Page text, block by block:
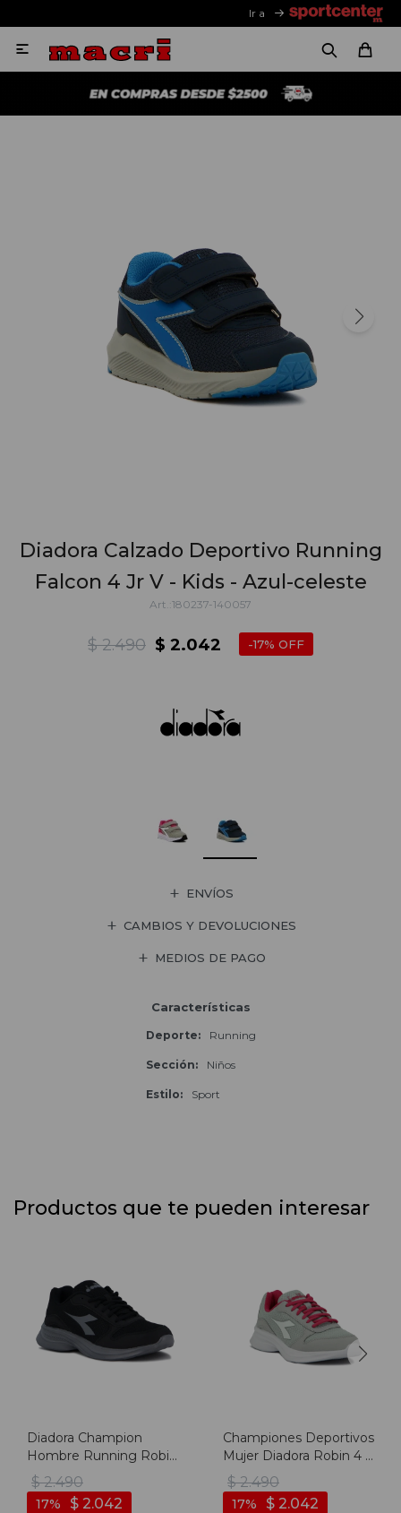
Ir a

Diadora Calzado Deportivo Running
Falcon 4 Jr V - Kids - Azul-celeste
180237-140057
$ 2.042
$ 2.490 17
ENVÍOS
CAMBIOS Y DEVOLUCIONES
MEDIOS DE PAGO
Características
Deporte Running
Sección Niños
Estilo Sport
Productos que te pueden interesar
Diadora Champion
Hombre Running Robin
4 - Negro-gris Oscuro
$ 2.490
$ 2.042
17
Championes Deportivos
Mujer Diadora Robin 4 -
Gris-fucsia
$ 2.490
$ 2.042
17